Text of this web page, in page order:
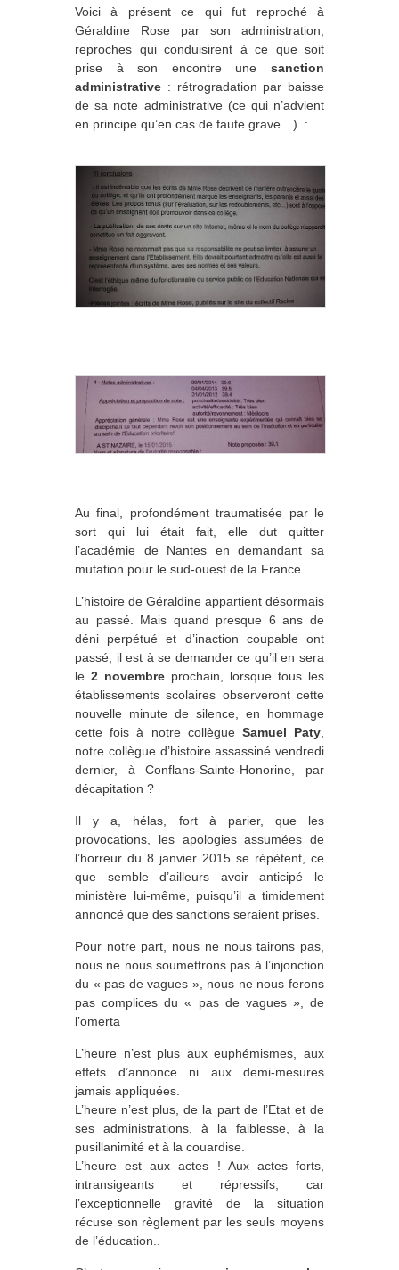
Voici à présent ce qui fut reproché à
Géraldine Rose par son administration,
reproches qui conduisirent à ce que soit
prise à son encontre une sanction
administrative : rétrogradation par baisse
de sa note administrative (ce qui n’advient
en principe qu’en cas de faute grave…) :
Au final, profondément traumatisée par le
sort qui lui était fait, elle dut quitter
l’académie de Nantes en demandant sa
mutation pour le sud-ouest de la France
L’histoire de Géraldine appartient désormais
au passé. Mais quand presque 6 ans de
déni perpétué et d’inaction coupable ont
passé, il est à se demander ce qu’il en sera
le 2 novembre prochain, lorsque tous les
établissements scolaires observeront cette
nouvelle minute de silence, en hommage
cette fois à notre collègue Samuel Paty
notre collègue d’histoire assassiné vendredi
dernier, à Conflans-Sainte-Honorine, par
décapitation ?
Il y a, hélas, fort à parier, que les
provocations, les apologies assumées de
l’horreur du 8 janvier 2015 se répètent, ce
que semble d’ailleurs avoir anticipé le
ministère lui-même, puisqu’il a timidement
annoncé que des sanctions seraient prises.
Pour notre part, nous ne nous tairons pas,
nous ne nous soumettrons pas à l’injonction
du « pas de vagues », nous ne nous ferons
pas complices du « pas de vagues », de
l’omerta
L’heure n’est plus aux euphémismes, aux
effets d’annonce ni aux demi-mesures
jamais appliquées.
L’heure n’est plus, de la part de l’Etat et de
ses administrations, à la faiblesse, à la
pusillanimité et à la couardise.
L’heure est aux actes ! Aux actes forts,
intransigeants et répressifs, car
l’exceptionnelle gravité de la situation
récuse son règlement par les seuls moyens
de l’éducation..